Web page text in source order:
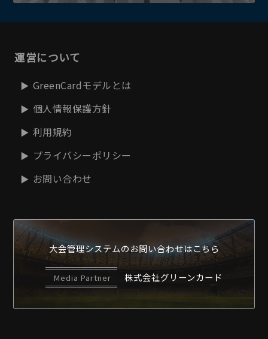
運営について
GreenCardモデルとは
個人情報保護方針
利用規約
プライバシーポリシー
お問い合わせ
大会管理システムのお問い合わせはこちら
Media Partner 株式会社グリーンカード